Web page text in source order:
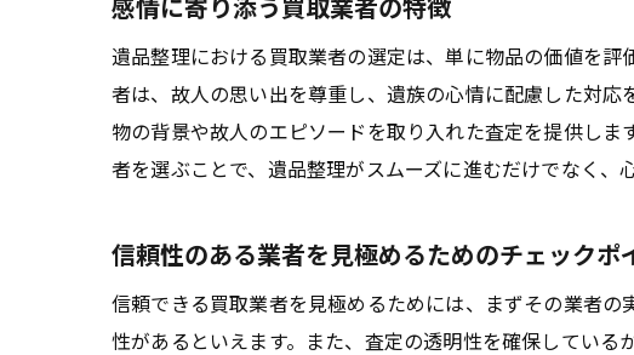
遺
実
呉
感情に寄り添う買取業者の特徴
遺品整理における買取業者の選定は、単に物品の価値を
者は、故人の思い出を尊重し、遺族の心情に配慮した対
物の背景や故人のエピソードを取り入れた査定を提供し
者を選ぶことで、遺品整理がスムーズに進むだけでなく、
信頼性のある業者を見極めるためのチェックポ
信頼できる買取業者を見極めるためには、まずその業者
性があるといえます。また、査定の透明性を確保してい